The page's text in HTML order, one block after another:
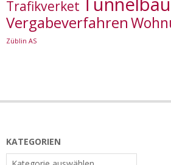
Trafikverket
Vergabeverfahren
Züblin AS
KATEGORIEN
Kategorien